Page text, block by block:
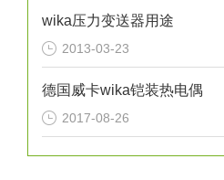
wika压力变送器用途
2013-03-23
德国威卡wika铠装热电偶
2017-08-26